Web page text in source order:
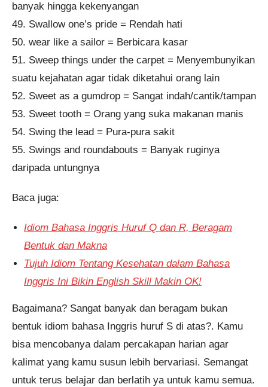
banyak hingga kekenyangan
49. Swallow one’s pride = Rendah hati
50. wear like a sailor = Berbicara kasar
51. Sweep things under the carpet = Menyembunyikan
suatu kejahatan agar tidak diketahui orang lain
52. Sweet as a gumdrop = Sangat indah/cantik/tampan
53. Sweet tooth = Orang yang suka makanan manis
54. Swing the lead = Pura-pura sakit
55. Swings and roundabouts = Banyak ruginya
daripada untungnya
Baca juga:
Idiom Bahasa Inggris Huruf Q dan R, Beragam
Bentuk dan Makna
Tujuh Idiom Tentang Kesehatan dalam Bahasa
Inggris Ini Bikin English Skill Makin OK!
Bagaimana? Sangat banyak dan beragam bukan
bentuk idiom bahasa Inggris huruf S di atas?. Kamu
bisa mencobanya dalam percakapan harian agar
kalimat yang kamu susun lebih bervariasi. Semangat
untuk terus belajar dan berlatih ya untuk kamu semua.